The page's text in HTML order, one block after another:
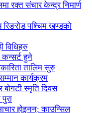
रक्त संचार केन्द्र निमार्ण
रिङरोड पश्चिम खण्डको
विधिहरु
कन्सर्ट हुने
तालिम सुरु
कार्यक्रम
बोगटी स्मृति दिवस
होइनन्: काउन्सिल